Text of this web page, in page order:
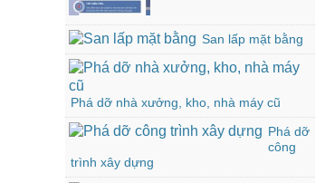
San lấp mặt bằng
Phá dỡ nhà xưởng, kho, nhà máy cũ
Phá dỡ
công
trình xây dựng